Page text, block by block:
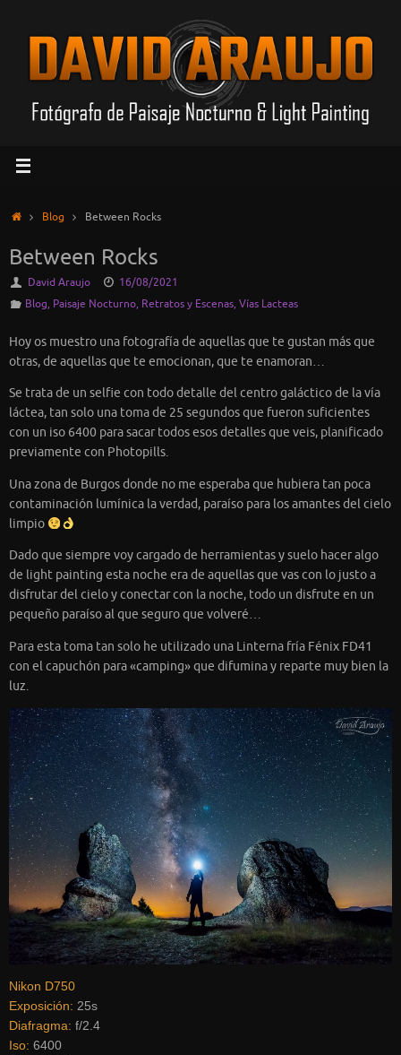
contenido
InicioBlog Between Rocks
Between Rocks
David Araujo
16/08/2021
Blog, Paisaje Nocturno, Retratos y Escenas, Vías Lacteas
Hoy os muestro una fotografía de aquellas que te gustan más que
otras, de aquellas que te emocionan, que te enamoran…
Se trata de un selfie con todo detalle del centro galáctico de la vía
láctea, tan solo una toma de 25 segundos que fueron suficientes
con un iso 6400 para sacar todos esos detalles que veis, planificado
previamente con Photopills.
Una zona de Burgos donde no me esperaba que hubiera tan poca
contaminación lumínica la verdad, paraíso para los amantes del cielo
limpio
Dado que siempre voy cargado de herramientas y suelo hacer algo
de light painting esta noche era de aquellas que vas con lo justo a
disfrutar del cielo y conectar con la noche, todo un disfrute en un
pequeño paraíso al que seguro que volveré…
Para esta toma tan solo he utilizado una Linterna fría Fénix FD41
con el capuchón para «camping» que difumina y reparte muy bien la
luz.
Nikon D750
Exposición: 25s
Diafragma: f/2.4
Iso: 6400